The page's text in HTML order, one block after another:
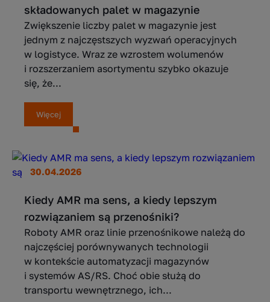
składowanych palet w magazynie
Zwiększenie liczby palet w magazynie jest
jednym z najczęstszych wyzwań operacyjnych
w logistyce. Wraz ze wzrostem wolumenów
i rozszerzaniem asortymentu szybko okazuje
się, że...
Więcej
30.04.2026
Kiedy AMR ma sens, a kiedy lepszym
rozwiązaniem są przenośniki?
Roboty AMR oraz linie przenośnikowe należą do
najczęściej porównywanych technologii
w kontekście automatyzacji magazynów
i systemów AS/RS. Choć obie służą do
transportu wewnętrznego, ich...